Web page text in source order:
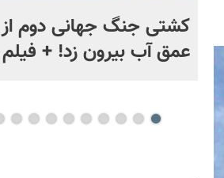
کشتی‌ جنگ جهانی دوم از
عمق آب بیرون زد! + فیلم